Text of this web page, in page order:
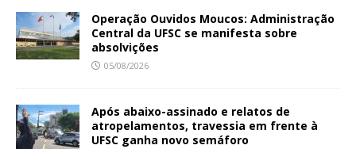
Operação Ouvidos Moucos: Administração
Central da UFSC se manifesta sobre
absolvições
05/08/2026
Após abaixo-assinado e relatos de
atropelamentos, travessia em frente à
UFSC ganha novo semáforo